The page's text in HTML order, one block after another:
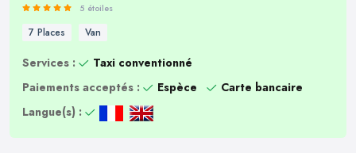
5 étoiles
7 Places Van
Services :
Taxi conventionné
Paiements acceptés :
Espèce
Carte bancaire
Langue(s) :